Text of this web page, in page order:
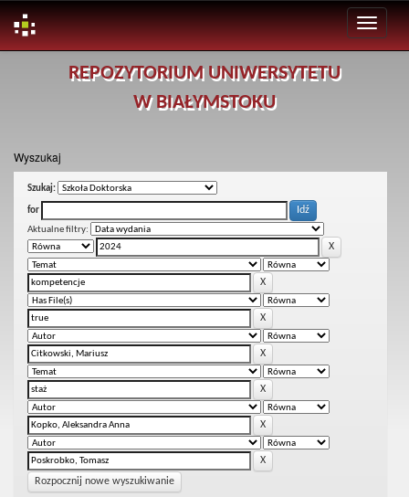
REPOZYTORIUM UNIWERSYTETU
W BIAŁYMSTOKU
Wyszukaj
Szukaj:
for
Aktualne filtry:
Rozpocznij nowe wyszukiwanie